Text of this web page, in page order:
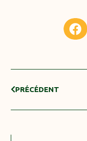
PRÉCÉDENT